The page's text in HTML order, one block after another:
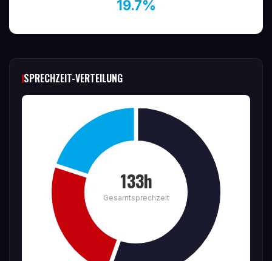
19.7%
SPRECHZEIT-VERTEILUNG
133h
Gesamtsprechzeit